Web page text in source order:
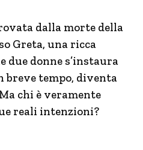
dalla morte della
Greta, una ricca
due donne s’instaura
breve tempo, diventa
chi è veramente
reali intenzioni?